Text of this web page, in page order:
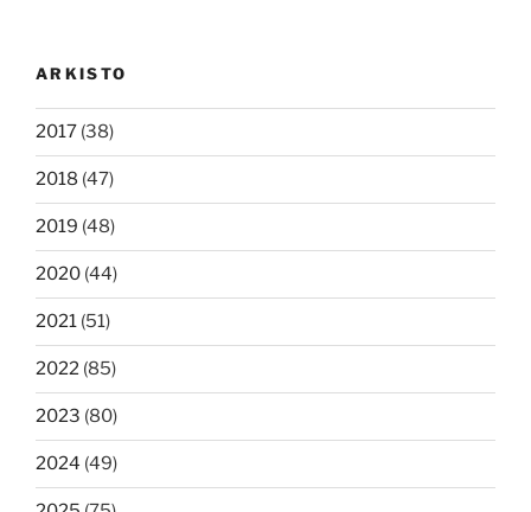
ARKISTO
2017 (38)
2018 (47)
2019 (48)
2020 (44)
2021 (51)
2022 (85)
2023 (80)
2024 (49)